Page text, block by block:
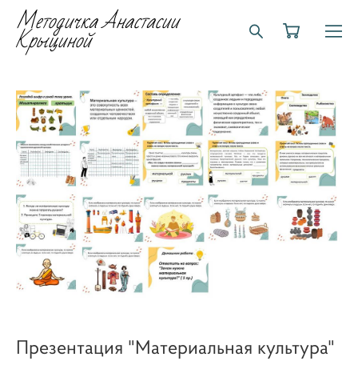
Методичка Анастасии
Крыциной
Презентация "Материальная культура"